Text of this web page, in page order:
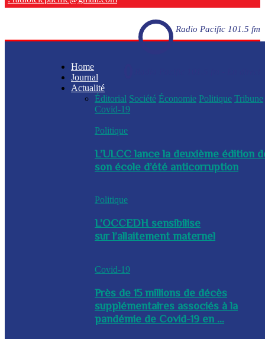
Radio Pacific 101.5 fm
Home
Journal
Actualité
Éditorial Société Économie Politique Tribune
Covid-19
Politique
L’ULCC lance la deuxième édition
son école d’été anticorruption
Politique
L’OCCEDH sensibilise
sur l’allaitement maternel
Covid-19
Près de 15 millions de décès
supplémentaires associés à la
pandémie de Covid-19 en ...